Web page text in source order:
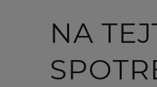
NA